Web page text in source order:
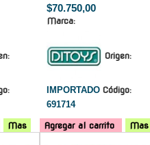
Mas
$70.750,00
Marca:
Origen:
IMPORTADO Código:
691714
Agregar al carrito
Mas